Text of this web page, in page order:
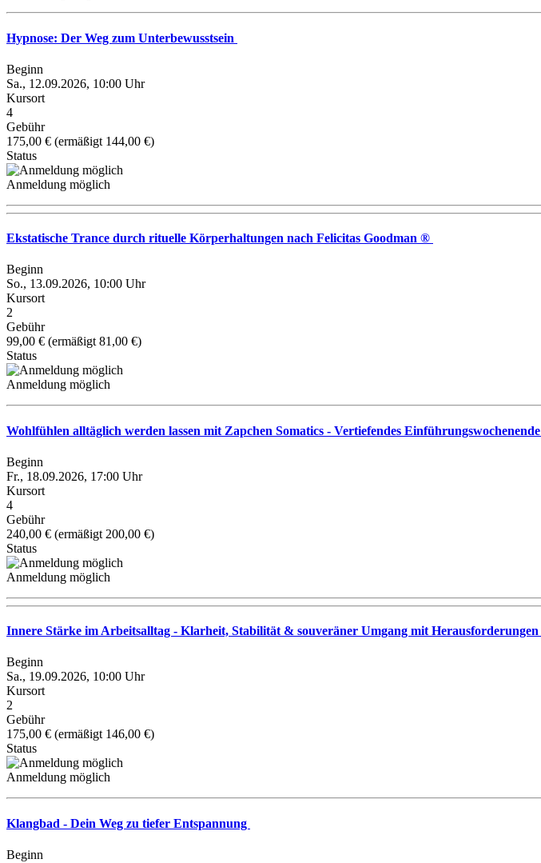
Hypnose: Der Weg zum Unterbewusstsein
Beginn
Sa., 12.09.2026, 10:00 Uhr
Kursort
4
Gebühr
175,00 € (ermäßigt 144,00 €)
Status
Anmeldung möglich
Ekstatische Trance durch rituelle Körperhaltungen nach Felicitas Goodman ®
Beginn
So., 13.09.2026, 10:00 Uhr
Kursort
2
Gebühr
99,00 € (ermäßigt 81,00 €)
Status
Anmeldung möglich
Wohlfühlen alltäglich werden lassen mit Zapchen Somatics - Vertiefendes Einführungswochenende
Beginn
Fr., 18.09.2026, 17:00 Uhr
Kursort
4
Gebühr
240,00 € (ermäßigt 200,00 €)
Status
Anmeldung möglich
Innere Stärke im Arbeitsalltag - Klarheit, Stabilität & souveräner Umgang mit Herausforderungen
Beginn
Sa., 19.09.2026, 10:00 Uhr
Kursort
2
Gebühr
175,00 € (ermäßigt 146,00 €)
Status
Anmeldung möglich
Klangbad - Dein Weg zu tiefer Entspannung
Beginn